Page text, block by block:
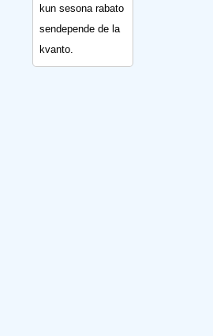
kun sesona rabato
sendepende de la
kvanto.